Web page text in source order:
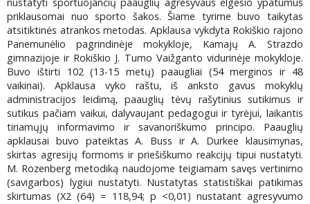
nustatyti sportuojančių paauglių agresyvaus elgesio ypatumus
priklausomai nuo sporto šakos. Šiame tyrime buvo taikytas
atsitiktinės atrankos metodas. Apklausa vykdyta Rokiškio rajono
Panemunėlio pagrindinėje mokykloje, Kamajų A. Strazdo
gimnazijoje ir Rokiškio J. Tumo Vaižganto vidurinėje mokykloje.
Buvo ištirti 102 (13-15 metų) paaugliai (54 merginos ir 48
vaikinai). Apklausa vyko raštu, iš anksto gavus mokyklų
administracijos leidimą, paauglių tėvų rašytinius sutikimus ir
sutikus pačiam vaikui, dalyvaujant pedagogui ir tyrėjui, laikantis
tiriamųjų informavimo ir savanoriškumo principo. Paauglių
apklausai buvo pateiktas A. Buss ir A. Durkee klausimynas,
skirtas agresijų formoms ir priešiškumo reakcijų tipui nustatyti.
M. Rozenberg metodiką naudojome teigiamam savęs vertinimo
(savigarbos) lygiui nustatyti. Nustatytas statistiškai patikimas
skirtumas (X2 (64) = 118,94; p <0,01) nustatant agresyvumo